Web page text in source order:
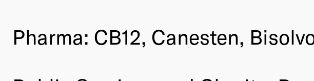
Pharma: CB12, Canesten,